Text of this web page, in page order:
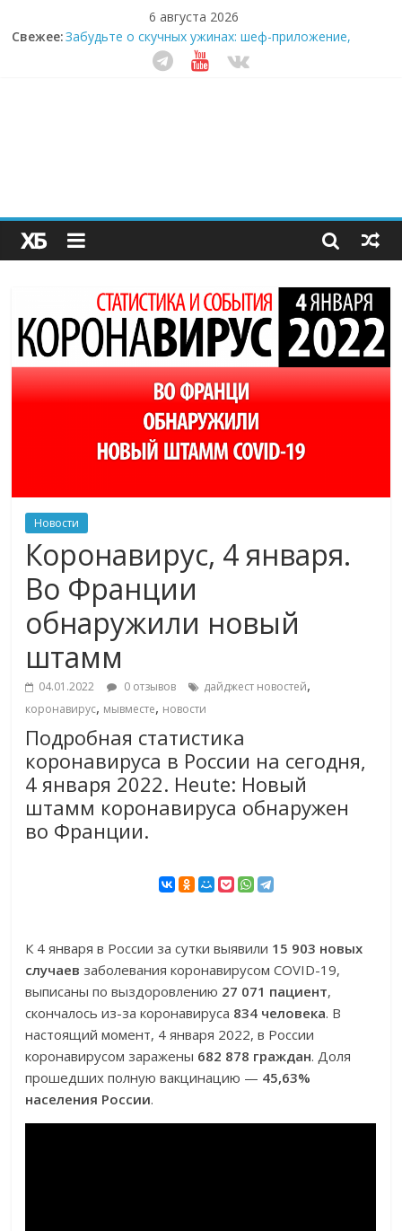
6 августа 2026
Свежее:Забудьте о скучных ужинах: шеф-приложение,
которое видит вашу еду насквозь
Небо зовёт: как бизнес на полётах дронов и
Секрет супергидратации: почему кокосовая вода с
пребиотиками становится главным трендом
здорового питания
Новости
Коронавирус, 4 января.
Во Франции
обнаружили новый
штамм
04.01.2022 0 отзывов дайджест новостей,
коронавирус, мывместе, новости
Подробная статистика
коронавируса в России на сегодня,
4 января 2022. Heute: Новый
штамм коронавируса обнаружен
во Франции.
К 4 января в России за сутки выявили 15 903 новых
случаев заболевания коронавирусом COVID-19,
выписаны по выздоровлению 27 071 пациент,
скончалось из-за коронавируса 834 человека. В
настоящий момент, 4 января 2022, в России
коронавирусом заражены 682 878 граждан. Доля
прошедших полную вакцинацию — 45,63%
населения России.